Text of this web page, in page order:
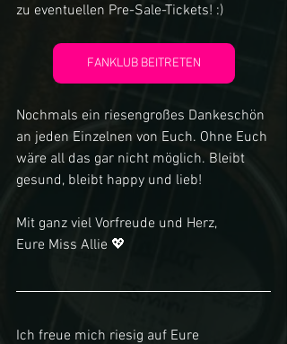
zu eventuellen Pre-Sale-Tickets! :)
FANKLUB BEITRETEN
Nochmals ein riesengroßes Dankeschön
an jeden Einzelnen von Euch. Ohne Euch
wäre all das gar nicht möglich. Bleibt
gesund, bleibt happy und lieb!
Mit ganz viel Vorfreude und Herz,
Eure Miss Allie 💖
Ich freue mich riesig auf Eure